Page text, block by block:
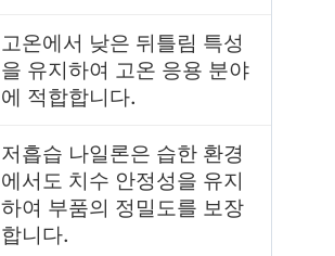
고온에서 낮은 뒤틀림 특성
을 유지하여 고온 응용 분야
에 적합합니다.
저흡습 나일론은 습한 환경
에서도 치수 안정성을 유지
하여 부품의 정밀도를 보장
합니다.